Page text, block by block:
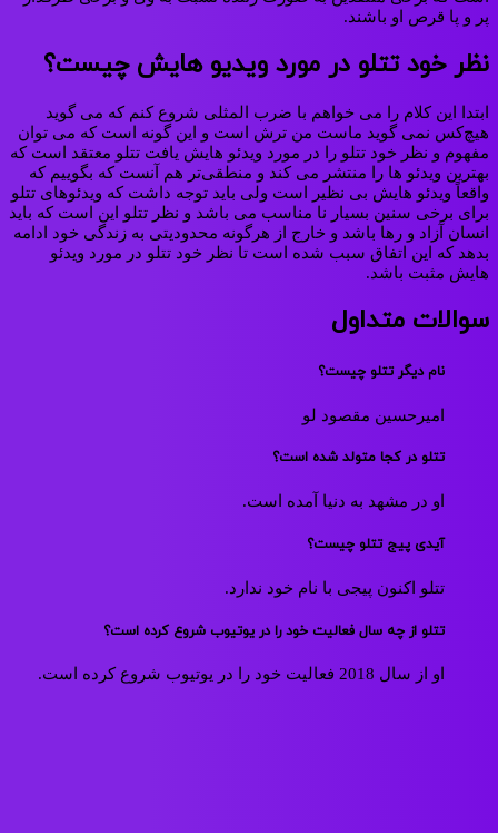
پر و پا قرص او باشند.
نظر خود تتلو در مورد ویدیو هایش چیست؟
ابتدا این کلام را می‌ خواهم با ضرب‌ المثلی شروع کنم که می‌ گوید
هیچ‌کس نمی‌ گوید ماست من ترش است و این‌ گونه است که می‌ توان
مفهوم و نظر خود تتلو را در مورد ویدئو هایش یافت تتلو معتقد است که
بهترین ویدئو ها را منتشر می‌ کند و منطقی‌تر هم آنست که بگوییم که
واقعاً ویدئو هایش بی‌ نظیر است ولی باید توجه داشت که ویدئوهای تتلو
برای برخی سنین بسیار نا مناسب می‌ باشد و نظر تتلو این است که باید
انسان آزاد و رها باشد و خارج از هرگونه محدودیتی به زندگی خود ادامه
بدهد که این اتفاق سبب شده‌ است تا نظر خود تتلو در مورد ویدئو
هایش مثبت باشد.
سوالات متداول
نام دیگر تتلو چیست؟
امیرحسین مقصود لو
تتلو در کجا متولد شده است؟
او در مشهد به دنیا آمده است.
آیدی پیج تتلو چیست؟
تتلو اکنون پیجی با نام خود ندارد.
تتلو از چه سال فعالیت خود را در یوتیوب شروع کرده است؟
او از سال 2018 فعالیت خود را در یوتیوب شروع کرده است.